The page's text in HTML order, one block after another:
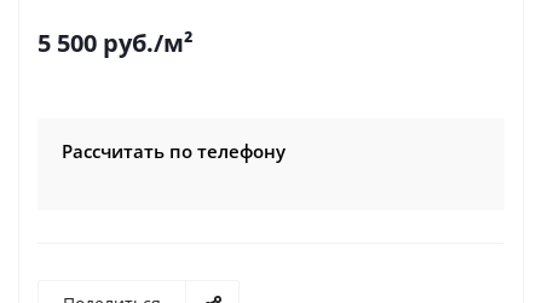
5 500 руб./м²
Рассчитать по телефону